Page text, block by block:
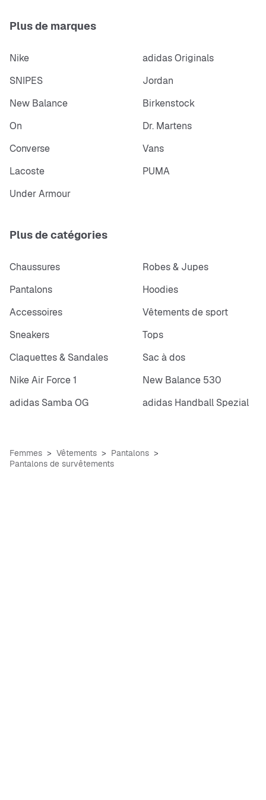
Plus de marques
Nike
adidas Originals
SNIPES
Jordan
New Balance
Birkenstock
On
Dr. Martens
Converse
Vans
Lacoste
PUMA
Under Armour
Plus de catégories
Chaussures
Robes & Jupes
Pantalons
Hoodies
Accessoires
Vêtements de sport
Sneakers
Tops
Claquettes & Sandales
Sac à dos
Nike Air Force 1
New Balance 530
adidas Samba OG
adidas Handball Spezial
Femmes Vêtements
Pantalons
Pantalons de survêtements